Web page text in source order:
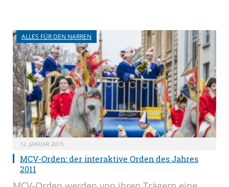
ALLES FÜR DEN NARREN
12. JANUAR 2015
MCV-Orden: der interaktive Orden des Jahres
2011